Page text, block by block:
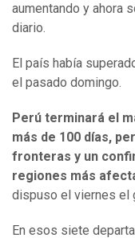
aumentando y ahora
diario.
El país había
el pasado domingo.
Perú terminará el
más de 100 días,
fronteras y un
regiones más
dispuso el viernes el
En esos siete